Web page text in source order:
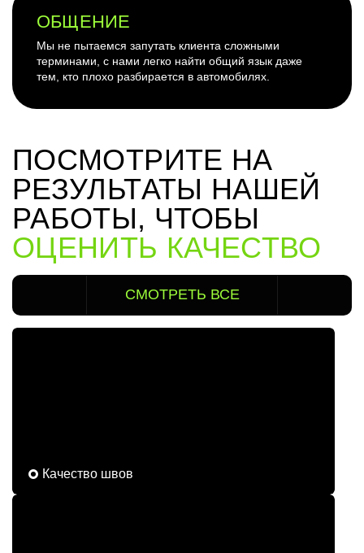
ОБЩЕНИЕ
Мы не пытаемся запутать клиента сложными
терминами, с нами легко найти общий язык даже
тем, кто плохо разбирается в автомобилях.
ПОСМОТРИТЕ НА
РЕЗУЛЬТАТЫ НАШЕЙ
РАБОТЫ, ЧТОБЫ
ОЦЕНИТЬ КАЧЕСТВО
СМОТРЕТЬ ВСЕ
Качество швов